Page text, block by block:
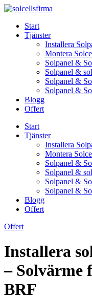
Skip
contentStart
Tjänster
Installera
Montera
Solpanel &
Solpanel &
Solpanel &
Solpanel &
Blogg
Offert
Start
Tjänster
Installera
Montera
Solpanel &
Solpanel &
Solpanel &
Solpanel &
Blogg
Offert
Offert
Installera
– Solvärme
BRF